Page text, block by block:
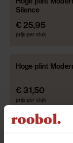
Silence
€ 25,95
prijs per stuk
Hoge plint
€ 31,50
prijs per stuk